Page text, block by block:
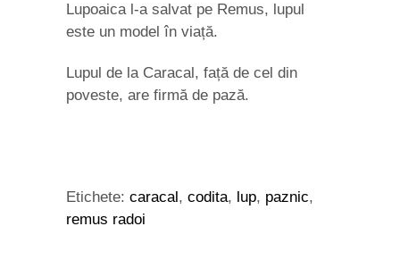
Lupoaica l-a salvat pe Remus, lupul
este un model în viață.
Lupul de la Caracal, față de cel din
poveste, are firmă de pază.
Etichete: caracal, codita, lup, paznic,
remus radoi